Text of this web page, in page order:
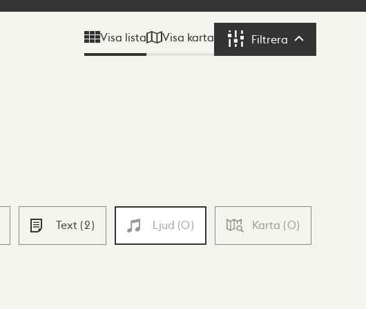
Visa lista Visa karta Filtrera Filtrera
Text (2) Ljud (0) Karta (0)